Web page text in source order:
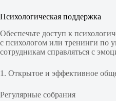
Психологическая поддержка
Обеспечьте доступ к
с психологом или тренинги по
сотрудникам справляться с
1. Открытое и эффективное
Регулярные собрания